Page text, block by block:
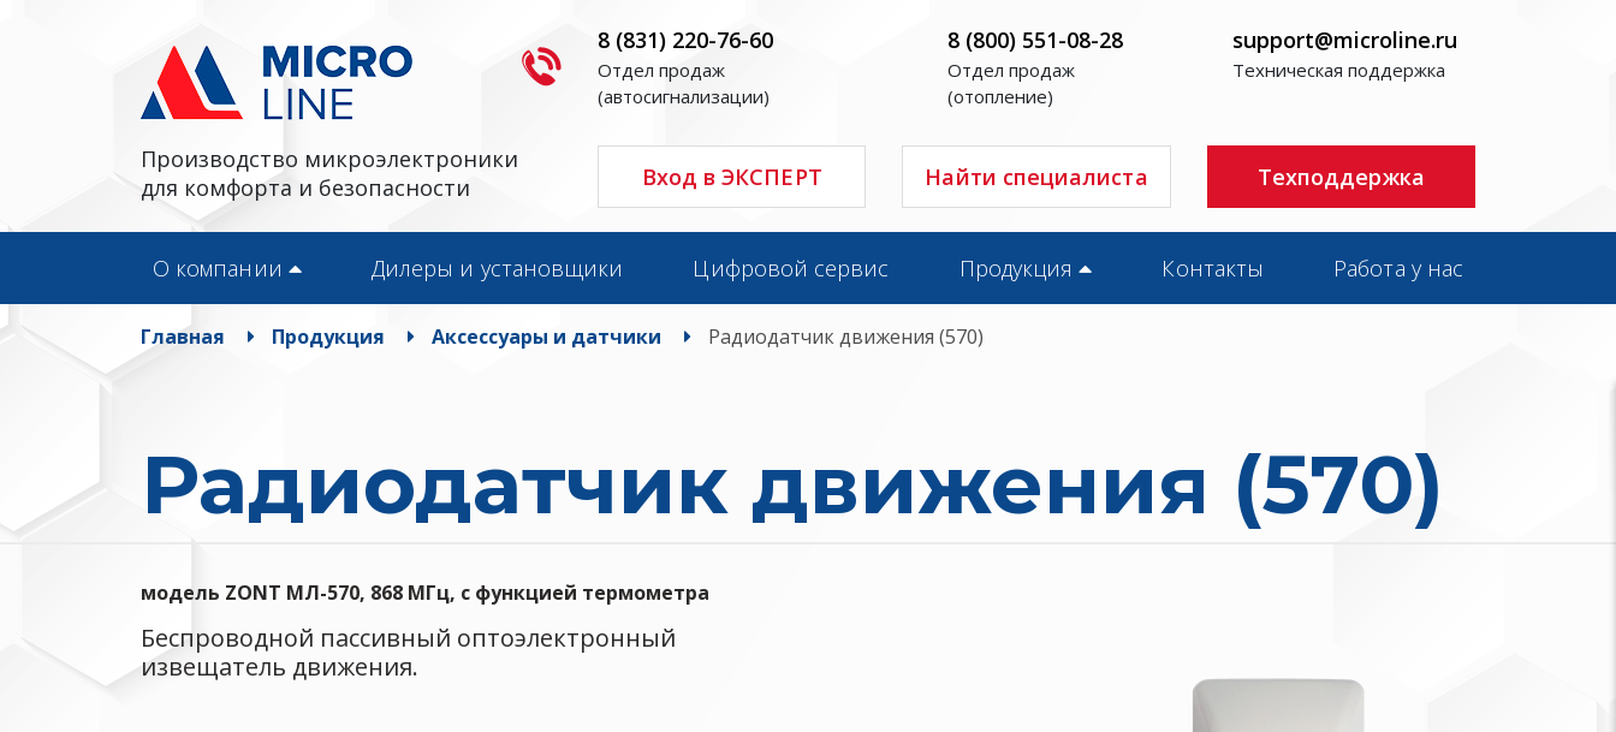
Производство микроэлектроники
для комфорта и безопасности
8 (831) 220-76-60
Отдел продаж
(автосигнализации)
8 (800) 551-08-28
Отдел продаж
(отопление)
support@microline.ru
Техническая поддержка
Вход в ЭКСПЕРТ Найти специалиста Техподдержка
О компании Дилеры и установщики Цифровой сервис Продукция Контакты Работа у нас
Главная Продукция Аксессуары и датчики Радиодатчик движения (570)
Радиодатчик движения (570)
модель ZONT МЛ-570, 868 МГц, с функцией термометра
Беспроводной пассивный оптоэлектронный
извещатель движения.